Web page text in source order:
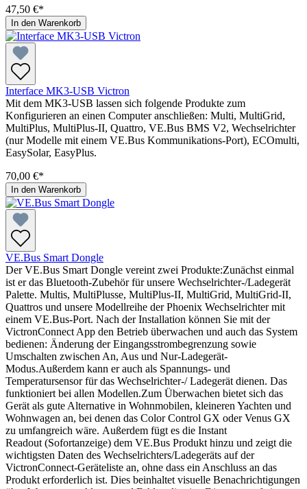
47,50 €*
In den Warenkorb
Interface MK3-USB Victron
Mit dem MK3-USB lassen sich folgende Produkte zum
Konfigurieren an einen Computer anschließen: Multi, MultiGrid,
MultiPlus, MultiPlus-II, Quattro, VE.Bus BMS V2, Wechselrichter
(nur Modelle mit einem VE.Bus Kommunikations-Port), ECOmulti,
EasySolar, EasyPlus.
70,00 €*
In den Warenkorb
VE.Bus Smart Dongle
Der VE.Bus Smart Dongle vereint zwei Produkte:Zunächst einmal
ist er das Bluetooth-Zubehör für unsere Wechselrichter-/Ladegerät
Palette. Multis, MultiPlusse, MultiPlus-II, MultiGrid, MultiGrid-II,
Quattros und unsere Modellreihe der Phoenix Wechselrichter mit
einem VE.Bus-Port. Nach der Installation können Sie mit der
VictronConnect App den Betrieb überwachen und auch das System
bedienen: Änderung der Eingangsstrombegrenzung sowie
Umschalten zwischen An, Aus und Nur-Ladegerät-
Modus.Außerdem kann er auch als Spannungs- und
Temperatursensor für das Wechselrichter-/ Ladegerät dienen. Das
funktioniert bei allen Modellen.Zum Überwachen bietet sich das
Gerät als gute Alternative in Wohnmobilen, kleineren Yachten und
Wohnwagen an, bei denen das Color Control GX oder Venus GX
zu umfangreich wäre. Außerdem fügt es die Instant
Readout (Sofortanzeige) dem VE.Bus Produkt hinzu und zeigt die
wichtigsten Daten des Wechselrichters/Ladegeräts auf der
VictronConnect-Geräteliste an, ohne dass ein Anschluss an das
Produkt erforderlich ist. Dies beinhaltet visuelle Benachrichtigungen